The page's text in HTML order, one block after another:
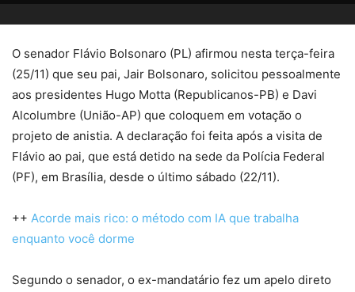
O senador Flávio Bolsonaro (PL) afirmou nesta terça-feira
(25/11) que seu pai, Jair Bolsonaro, solicitou pessoalmente
aos presidentes Hugo Motta (Republicanos-PB) e Davi
Alcolumbre (União-AP) que coloquem em votação o
projeto de anistia. A declaração foi feita após a visita de
Flávio ao pai, que está detido na sede da Polícia Federal
(PF), em Brasília, desde o último sábado (22/11).
++ Acorde mais rico: o método com IA que trabalha
enquanto você dorme
Segundo o senador, o ex-mandatário fez um apelo direto